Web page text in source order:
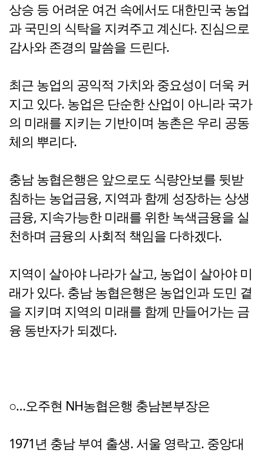
상승 등 어려운 여건 속에서도 대한민국 농업
과 국민의 식탁을 지켜주고 계신다. 진심으로
감사와 존경의 말씀을 드린다.
최근 농업의 공익적 가치와 중요성이 더욱 커
지고 있다. 농업은 단순한 산업이 아니라 국가
의 미래를 지키는 기반이며 농촌은 우리 공동
체의 뿌리다.
충남 농협은행은 앞으로도 식량안보를 뒷받
침하는 농업금융, 지역과 함께 성장하는 상생
금융, 지속가능한 미래를 위한 녹색금융을 실
천하며 금융의 사회적 책임을 다하겠다.
지역이 살아야 나라가 살고, 농업이 살아야 미
래가 있다. 충남 농협은행은 농업인과 도민 곁
을 지키며 지역의 미래를 함께 만들어가는 금
융 동반자가 되겠다.
○…오주현 NH농협은행 충남본부장은
1971년 충남 부여 출생. 서울 영락고. 중앙대